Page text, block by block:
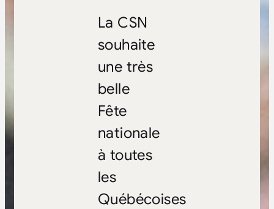
La CSN
souhaite
une très
belle
Fête
nationale
à toutes
les
Québécoises